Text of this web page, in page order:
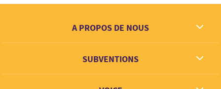
A PROPOS DE NOUS
Contact
SUBVENTIONS